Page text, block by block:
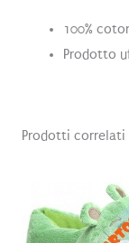
100%
Prodotto
Prodotti correlati